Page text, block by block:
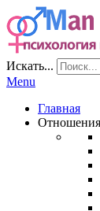
Искать...
Menu
Главная
Отношения